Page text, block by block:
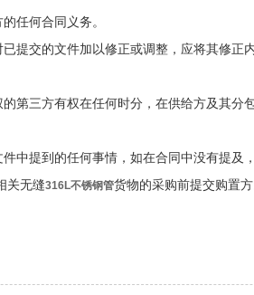
任何合同义务。
提交的文件加以修正或调整，应将其修正
第三方有权在任何时分，在供给方及其分
中提到的任何事情，如在合同中没有提及
关无缝316L不锈钢管货物的采购前提交购置方